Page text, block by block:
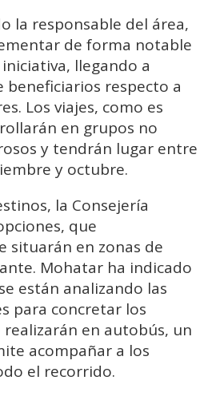
la responsable del área,
de forma notable
llegando a
beneficiarios respecto a
Los viajes, como es
en grupos no
y tendrán lugar entre
y octubre.
la Consejería
que
situarán en zonas de
Mohatar ha indicado
están analizando las
para concretar los
en autobús, un
acompañar a los
el recorrido.